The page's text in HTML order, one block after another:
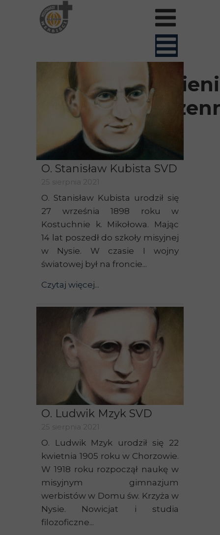
O. Stanisław Kubista SVD
25 sierpnia 2021
O. Stanisław Kubista urodził się
27 września 1898 roku w
Kostuchnie k. Mikołowa. Mając
14 lat poszedł do szkoły misyjnej
w Nysie. W czasie I wojny
światowej był na froncie...
Czytaj więcej...
O. Ludwik Mzyk SVD
25 sierpnia 2021
O. Ludwik Mzyk urodził się 22
kwietnia 1905 roku w Chorzowie.
W 1918 roku rozpoczął naukę w
misyjnym gimnazjum
werbistów w Domu św. Krzyża w
Nysie. Nowicjat i studia
filozoficzne...
Błogosławieni
werbiści